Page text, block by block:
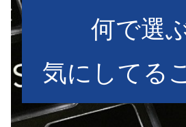
何で選
気にしてる